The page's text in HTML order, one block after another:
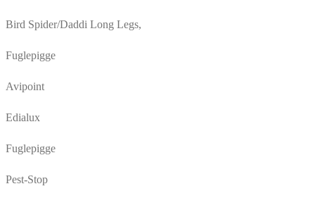
Bird Spider/Daddi Long Legs,
Fuglepigge
Avipoint
Edialux
Fuglepigge
Pest-Stop